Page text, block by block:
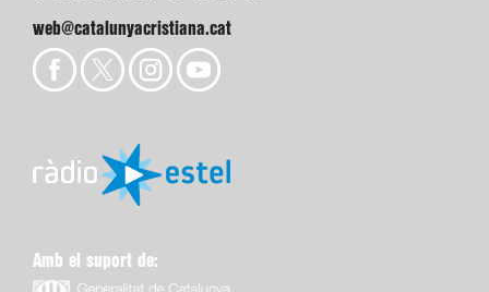
web@catalunyacristiana.cat
Amb el suport de: